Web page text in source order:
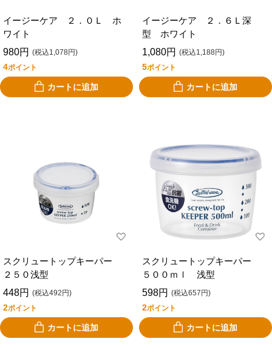
イージーケア ２．０Ｌ ホ
ワイト
980円 (税込1,078円)
4ポイント
カートに追加
イージーケア ２．６Ｌ深
型 ホワイト
1,080円 (税込1,188円)
5ポイント
カートに追加
スクリュートップキーパー
２５０浅型
448円 (税込492円)
2ポイント
カートに追加
スクリュートップキーパー
５００ｍｌ 浅型
598円 (税込657円)
2ポイント
カートに追加